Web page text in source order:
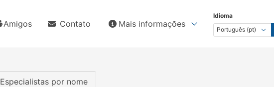
Amigos Contato Mais informações
Idioma
Especialistas por nome